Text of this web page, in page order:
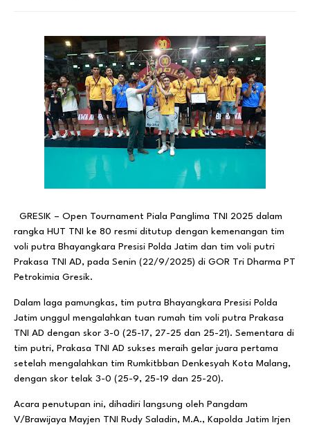
GRESIK – Open Tournament Piala Panglima TNI 2025 dalam
rangka HUT TNI ke 80 resmi ditutup dengan kemenangan tim
voli putra Bhayangkara Presisi Polda Jatim dan tim voli putri
Prakasa TNI AD, pada Senin (22/9/2025) di GOR Tri Dharma PT
Petrokimia Gresik.
Dalam laga pamungkas, tim putra Bhayangkara Presisi Polda
Jatim unggul mengalahkan tuan rumah tim voli putra Prakasa
TNI AD dengan skor 3-0 (25-17, 27-25 dan 25-21). Sementara di
tim putri, Prakasa TNI AD sukses meraih gelar juara pertama
setelah mengalahkan tim Rumkitbban Denkesyah Kota Malang,
dengan skor telak 3-0 (25-9, 25-19 dan 25-20).
Acara penutupan ini, dihadiri langsung oleh Pangdam
V/Brawijaya Mayjen TNI Rudy Saladin, M.A., Kapolda Jatim Irjen